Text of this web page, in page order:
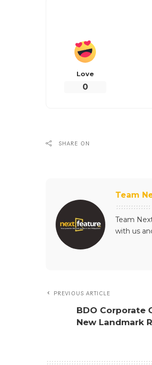
Love
0
SHARE ON
Team
Team
with us
PREVIOUS ARTICLE
BDO Corporate
New Landmark